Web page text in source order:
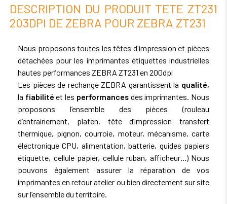
Pour l'avenir, la Zebra ZT231 offre des mises à niveau
installables sur site, comme un massicot, la connectivité
sans filWIFIou l'encodage UHFRFID , augmentant ainsi ses
ARCHITECTURE INNOVANTE
L'imprimante Zebra ZT231 traite plus de travaux
simultanément et s'adapte aux nouvelles technologies. Ses
capacités d'analyse et de détection facilitent la maintenance
planifiée, et les composants amovibles simplifient l'entretien.
Connectivité étendue : Elle propose de nombreuses options
de connectivité standard (USB, série, Ethernet, USB Host) et
des fonctionnalités NFC et Print Touch. Des options
supplémentaires incluent un deuxième port Ethernet et
802.11ac.
COMPACTE ET PERFORMANTE
Optimisée pour l'espace de travail, la Zebra ZT231 est
DESCRIPTION DU PRODUIT TETE ZT231
203DPI DE ZEBRA POUR ZEBRA ZT231
Nous proposons toutes les têtes d'impression et pièces
détachées pour les imprimantes étiquettes industrielles
hautes performances ZEBRA ZT231 en 200dpi
Les pièces de rechange ZEBRA garantissent la qualité,
la fiabilité et les performances des imprimantes. Nous
proposons l’ensemble des pièces (rouleau
d’entrainement, platen, tête d’impression transfert
thermique, pignon, courroie, moteur, mécanisme, carte
électronique CPU, alimentation, batterie, guides papiers
étiquette, cellule papier, cellule ruban, afficheur…) Nous
pouvons également assurer la réparation de vos
imprimantes en retour atelier ou bien directement sur site
sur l’ensemble du territoire.